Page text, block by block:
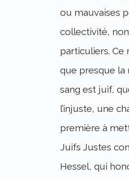
ou mauvaises
collectivité,
particuliers. Ce
que presque
sang est juif,
l’injuste, une
première à
Juifs Justes
Hessel, qui